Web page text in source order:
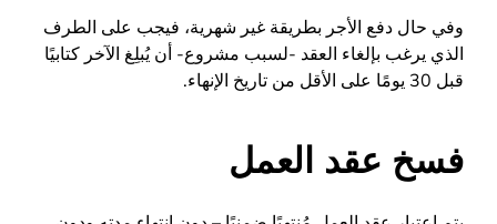
وفي حال دفع الأجر بطريقة غير شهرية، فيجب على الطرف
الذي يرغب بإلغاء العقد -لسبب مشروع- أن يُبلِغ الآخر كتابيًا
قبل 30 يومًا على الأقل من تاريخ الإنهاء.
فسخ عقد العمل